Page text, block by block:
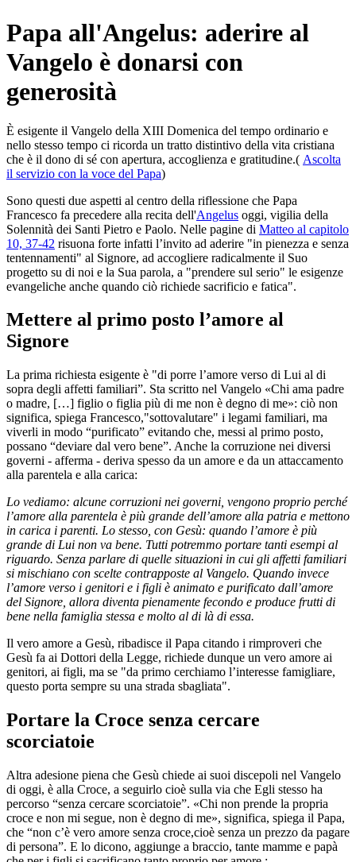
Papa all'Angelus: aderire al
Vangelo è donarsi con
generosità
È esigente il Vangelo della XIII Domenica del tempo ordinario e
nello stesso tempo ci ricorda un tratto distintivo della vita cristiana
che è il dono di sé con apertura, accoglienza e gratitudine.( Ascolta
il servizio con la voce del Papa)
Sono questi due aspetti al centro della riflessione che Papa
Francesco fa precedere alla recita dell'Angelus oggi, vigilia della
Solennità dei Santi Pietro e Paolo. Nelle pagine di Matteo al capitolo
10, 37-42 risuona forte infatti l’invito ad aderire "in pienezza e senza
tentennamenti" al Signore, ad accogliere radicalmente il Suo
progetto su di noi e la Sua parola, a "prendere sul serio" le esigenze
evangeliche anche quando ciò richiede sacrificio e fatica".
Mettere al primo posto l’amore al
Signore
La prima richiesta esigente è "di porre l’amore verso di Lui al di
sopra degli affetti familiari”. Sta scritto nel Vangelo «Chi ama padre
o madre, […] figlio o figlia più di me non è degno di me»: ciò non
significa, spiega Francesco,"sottovalutare" i legami familiari, ma
viverli in modo “purificato” evitando che, messi al primo posto,
possano “deviare dal vero bene”. Anche la corruzione nei diversi
governi - afferma - deriva spesso da un amore e da un attaccamento
alla parentela e alla carica:
Lo vediamo: alcune corruzioni nei governi, vengono proprio perché
l’amore alla parentela è più grande dell’amore alla patria e mettono
in carica i parenti. Lo stesso, con Gesù: quando l’amore è più
grande di Lui non va bene. Tutti potremmo portare tanti esempi al
riguardo. Senza parlare di quelle situazioni in cui gli affetti familiari
si mischiano con scelte contrapposte al Vangelo. Quando invece
l’amore verso i genitori e i figli è animato e purificato dall’amore
del Signore, allora diventa pienamente fecondo e produce frutti di
bene nella famiglia stessa e molto al di là di essa.
Il vero amore a Gesù, ribadisce il Papa citando i rimproveri che
Gesù fa ai Dottori della Legge, richiede dunque un vero amore ai
genitori, ai figli, ma se "da primo cerchiamo l’interesse famigliare,
questo porta sempre su una strada sbagliata".
Portare la Croce senza cercare
scorciatoie
Altra adesione piena che Gesù chiede ai suoi discepoli nel Vangelo
di oggi, è alla Croce, a seguirlo cioè sulla via che Egli stesso ha
percorso “senza cercare scorciatoie”. «Chi non prende la propria
croce e non mi segue, non è degno di me», significa, spiega il Papa,
che “non c’è vero amore senza croce,cioè senza un prezzo da pagare
di persona”. E lo dicono, aggiunge a braccio, tante mamme e papà